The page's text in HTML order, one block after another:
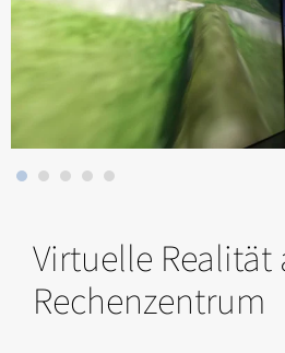
Virtuelle
Rechenzentrum